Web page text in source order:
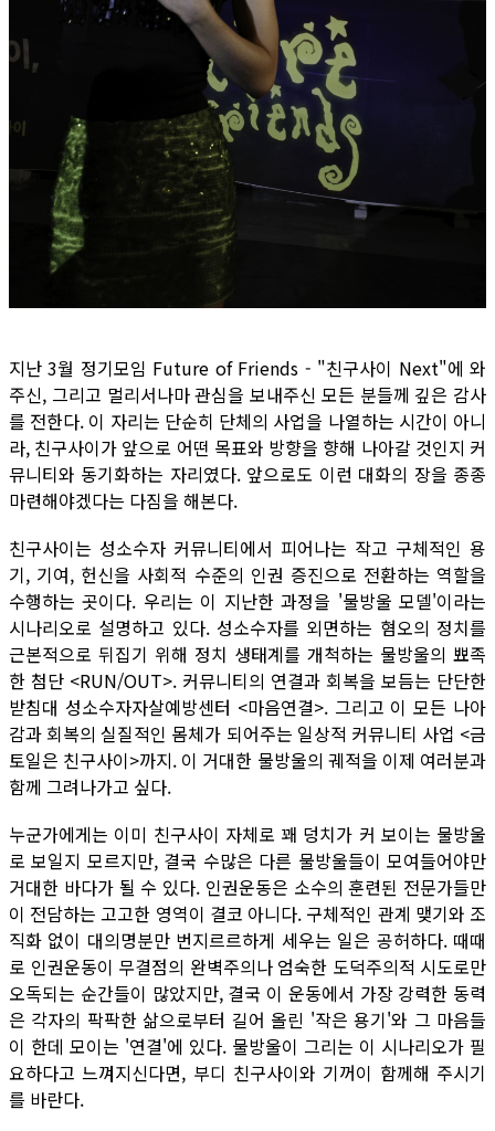
지난 3월 정기모임 Future of Friends - "친구사이 Next"에 와
주신, 그리고 멀리서나마 관심을 보내주신 모든 분들께 깊은 감사
를 전한다. 이 자리는 단순히 단체의 사업을 나열하는 시간이 아니
라, 친구사이가 앞으로 어떤 목표와 방향을 향해 나아갈 것인지 커
뮤니티와 동기화하는 자리였다. 앞으로도 이런 대화의 장을 종종
마련해야겠다는 다짐을 해본다.
친구사이는 성소수자 커뮤니티에서 피어나는 작고 구체적인 용
기, 기여, 헌신을 사회적 수준의 인권 증진으로 전환하는 역할을
수행하는 곳이다. 우리는 이 지난한 과정을 '물방울 모델'이라는
시나리오로 설명하고 있다. 성소수자를 외면하는 혐오의 정치를
근본적으로 뒤집기 위해 정치 생태계를 개척하는 물방울의 뾰족
한 첨단 <RUN/OUT>. 커뮤니티의 연결과 회복을 보듬는 단단한
받침대 성소수자자살예방센터 <마음연결>. 그리고 이 모든 나아
감과 회복의 실질적인 몸체가 되어주는 일상적 커뮤니티 사업 <금
토일은 친구사이>까지. 이 거대한 물방울의 궤적을 이제 여러분과
함께 그려나가고 싶다.
누군가에게는 이미 친구사이 자체로 꽤 덩치가 커 보이는 물방울
로 보일지 모르지만, 결국 수많은 다른 물방울들이 모여들어야만
거대한 바다가 될 수 있다. 인권운동은 소수의 훈련된 전문가들만
이 전담하는 고고한 영역이 결코 아니다. 구체적인 관계 맺기와 조
직화 없이 대의명분만 번지르르하게 세우는 일은 공허하다. 때때
로 인권운동이 무결점의 완벽주의나 엄숙한 도덕주의적 시도로만
오독되는 순간들이 많았지만, 결국 이 운동에서 가장 강력한 동력
은 각자의 팍팍한 삶으로부터 길어 올린 '작은 용기'와 그 마음들
이 한데 모이는 '연결'에 있다. 물방울이 그리는 이 시나리오가 필
요하다고 느껴지신다면, 부디 친구사이와 기꺼이 함께해 주시기
를 바란다.